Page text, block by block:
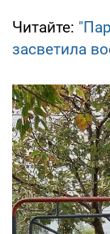
Читайте:
засветила